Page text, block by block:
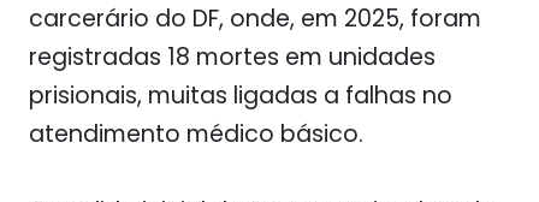
carcerário do DF, onde, em 2025, foram
registradas 18 mortes em unidades
prisionais, muitas ligadas a falhas no
atendimento médico básico.